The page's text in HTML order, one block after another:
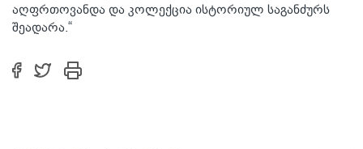
აღფრთოვანდა და კოლექცია ისტორიულ საგანძურს
შეადარა.“